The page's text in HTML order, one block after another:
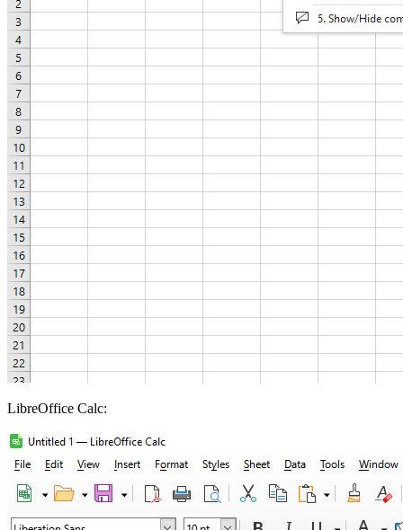
LibreOffice Calc: